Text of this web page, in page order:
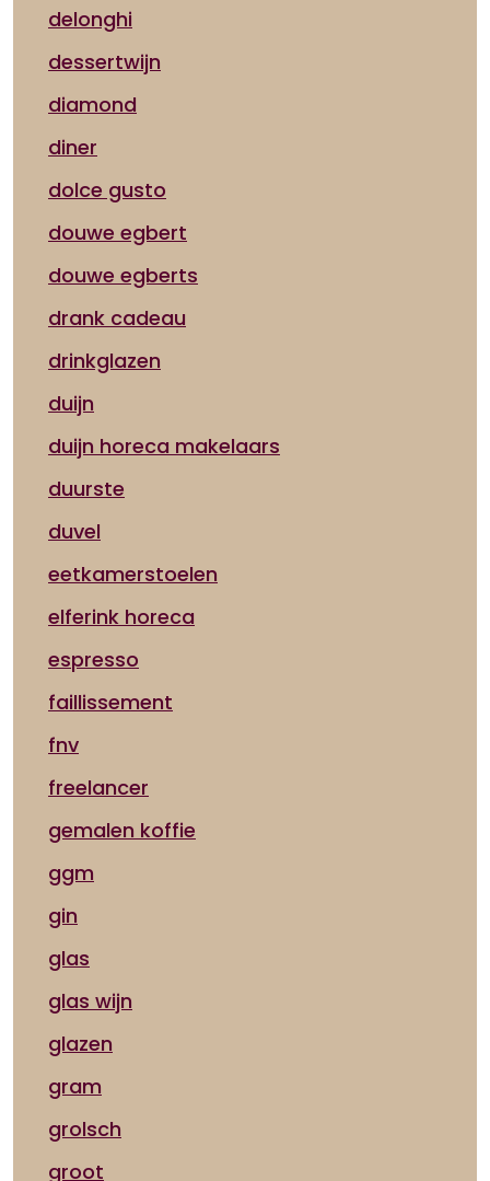
delonghi
dessertwijn
diamond
diner
dolce gusto
douwe egbert
douwe egberts
drank cadeau
drinkglazen
duijn
duijn horeca makelaars
duurste
duvel
eetkamerstoelen
elferink horeca
espresso
faillissement
fnv
freelancer
gemalen koffie
ggm
gin
glas
glas wijn
glazen
gram
grolsch
groot